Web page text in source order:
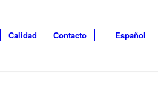
Calidad Contacto Español